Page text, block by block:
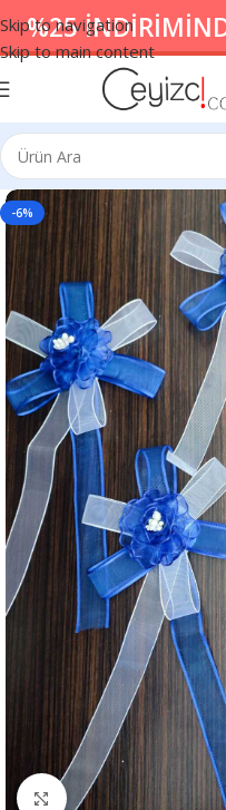
Skip to navigation
Skip to main content
%25
-6%
Resmi Büyüt